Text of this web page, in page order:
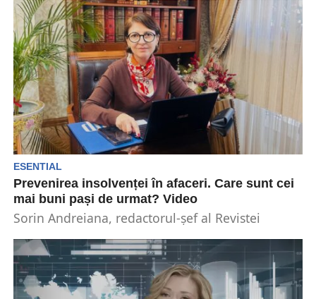
transformat o idee comună într-o afacere de
suflet....
ESENTIAL
Prevenirea insolvenței în afaceri. Care sunt cei
mai buni pași de urmat? Video
Sorin Andreiana, redactorul-șef al Revistei
„Picătura de Business” pe...